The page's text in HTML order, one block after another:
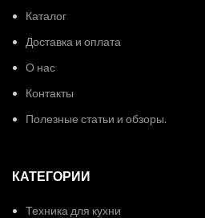
Каталог
Доставка и оплата
О нас
Контакты
Полезные статьи и обзоры.
КАТЕГОРИИ
Техника для кухни